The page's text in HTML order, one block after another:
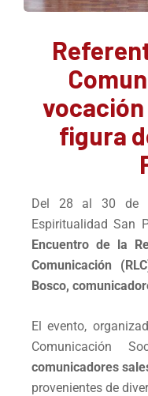
figura
Del 28 al 30 de
Espiritualidad San
Encuentro de la
Comunicación
Bosco,
El evento,
Comunicación
comunicadores
provenientes de